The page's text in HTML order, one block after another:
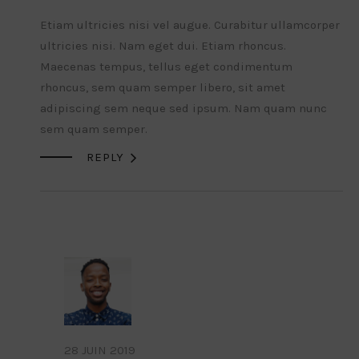
Etiam ultricies nisi vel augue. Curabitur ullamcorper
ultricies nisi. Nam eget dui. Etiam rhoncus.
Maecenas tempus, tellus eget condimentum
rhoncus, sem quam semper libero, sit amet
adipiscing sem neque sed ipsum. Nam quam nunc
sem quam semper.
REPLY 
28 JUIN 2019